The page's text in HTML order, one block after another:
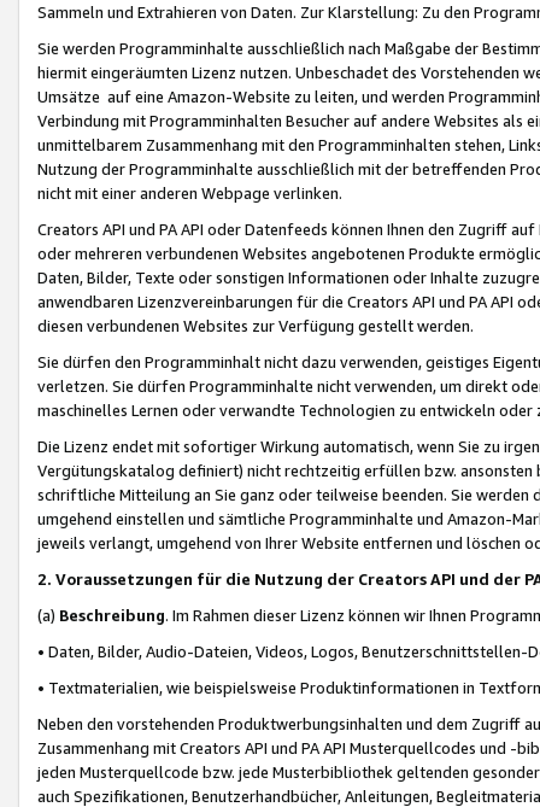
Sammeln und Extrahieren von Daten. Zur Klarstellung: Zu den
Sie werden Programminhalte ausschließlich nach Maßgabe der
hiermit eingeräumten Lizenz nutzen. Unbeschadet des Vorstehenden
Umsätze auf eine Amazon-Website zu leiten, und werden
Verbindung mit Programminhalten Besucher auf andere Websites als
unmittelbarem Zusammenhang mit den Programminhalten stehen,
Nutzung der Programminhalte ausschließlich mit der betreffenden
nicht mit einer anderen Webpage verlinken.
Creators API und PA API oder Datenfeeds können Ihnen den Zugriff
oder mehreren verbundenen Websites angebotenen Produkte
Daten, Bilder, Texte oder sonstigen Informationen oder Inhalte
anwendbaren Lizenzvereinbarungen für die Creators API und PA API
diesen verbundenen Websites zur Verfügung gestellt werden.
Sie dürfen den Programminhalt nicht dazu verwenden, geistiges
verletzen. Sie dürfen Programminhalte nicht verwenden, um direkt
maschinelles Lernen oder verwandte Technologien zu entwickeln
Die Lizenz endet mit sofortiger Wirkung automatisch, wenn Sie zu
Vergütungskatalog definiert) nicht rechtzeitig erfüllen bzw. ansonsten
schriftliche Mitteilung an Sie ganz oder teilweise beenden. Sie werden
umgehend einstellen und sämtliche Programminhalte und Amazon-
jeweils verlangt, umgehend von Ihrer Website entfernen und löschen
2. Voraussetzungen für die Nutzung der Creators API und der
(a) Beschreibung. Im Rahmen dieser Lizenz können wir Ihnen
• Daten, Bilder, Audio-Dateien, Videos, Logos, Benutzerschnittstellen-
• Textmaterialien, wie beispielsweise Produktinformationen in
Neben den vorstehenden Produktwerbungsinhalten und dem Zugriff
Zusammenhang mit Creators API und PA API Musterquellcodes und
jeden Musterquellcode bzw. jede Musterbibliothek geltenden
auch Spezifikationen, Benutzerhandbücher, Anleitungen,